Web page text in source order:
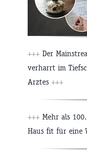
+++ Der
verharrt im
Arztes +++
+++ Mehr als
Haus fit für eine